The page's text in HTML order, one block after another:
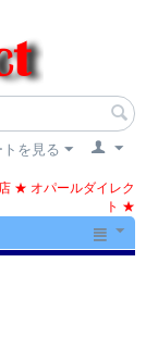
トを見る
★ オパールダイレク
ト ★